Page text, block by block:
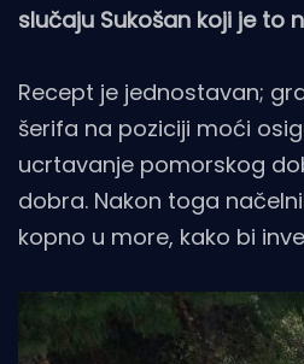
slučaju Sukošan koji je to
Recept je jednostavan;
šerifa na poziciji moći
ucrtavanje pomorskog
dobra. Nakon toga
kopno u more, kako bi